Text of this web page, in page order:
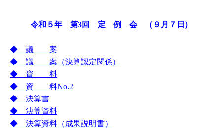
令和５年 第3回 定 例 会 （９月７日）
◆ 議 案
◆ 議 案（決算認定関係）
◆ 資 料
◆ 資 料No.2
◆ 決算書
◆ 決算資料
◆ 決算資料（成果説明書）